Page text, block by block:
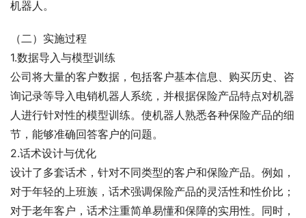
机器人。
（二）实施过程
1.数据导入与模型训练
公司将大量的客户数据，包括客户基本信息、购买历史、咨
询记录等导入电销机器人系统，并根据保险产品特点对机器
人进行针对性的模型训练。使机器人熟悉各种保险产品的细
节，能够准确回答客户的问题。
2.话术设计与优化
设计了多套话术，针对不同类型的客户和保险产品。例如，
对于年轻的上班族，话术强调保险产品的灵活性和性价比；
对于老年客户，话术注重简单易懂和保障的实用性。同时，